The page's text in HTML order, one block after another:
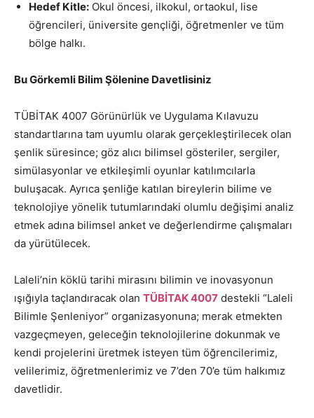
Hedef Kitle: Okul öncesi, ilkokul, ortaokul, lise
öğrencileri, üniversite gençliği, öğretmenler ve tüm
bölge halkı.
Bu Görkemli Bilim Şölenine Davetlisiniz
TÜBİTAK 4007 Görünürlük ve Uygulama Kılavuzu
standartlarına tam uyumlu olarak gerçekleştirilecek olan
şenlik süresince; göz alıcı bilimsel gösteriler, sergiler,
simülasyonlar ve etkileşimli oyunlar katılımcılarla
buluşacak. Ayrıca şenliğe katılan bireylerin bilime ve
teknolojiye yönelik tutumlarındaki olumlu değişimi analiz
etmek adına bilimsel anket ve değerlendirme çalışmaları
da yürütülecek.
Laleli’nin köklü tarihi mirasını bilimin ve inovasyonun
ışığıyla taçlandıracak olan TÜBİTAK 4007 destekli “Laleli
Bilimle Şenleniyor” organizasyonuna; merak etmekten
vazgeçmeyen, geleceğin teknolojilerine dokunmak ve
kendi projelerini üretmek isteyen tüm öğrencilerimiz,
velilerimiz, öğretmenlerimiz ve 7’den 70’e tüm halkımız
davetlidir.